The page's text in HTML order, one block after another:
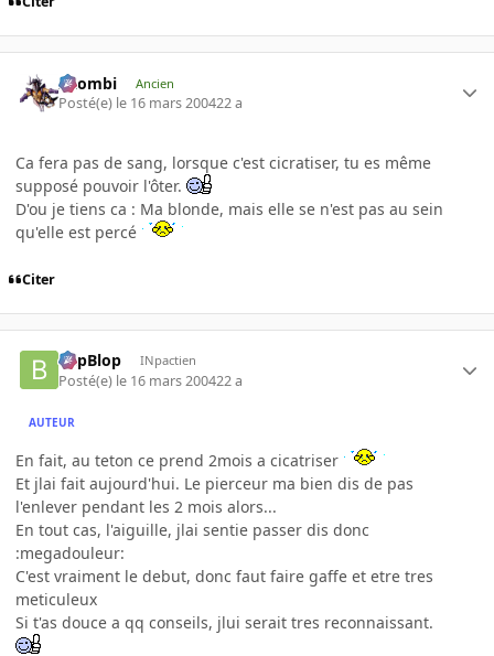
XZombi Ancien
Posté(e) le 16 mars 200422 a
Ca fera pas de sang, lorsque c'est cicratiser, tu es même
supposé pouvoir l'ôter.
D'ou je tiens ca : Ma blonde, mais elle se n'est pas au sein
qu'elle est percé
Citer
BlipBlop INpactien
Posté(e) le 16 mars 200422 a
AUTEUR
En fait, au teton ce prend 2mois a cicatriser
Et jlai fait aujourd'hui. Le pierceur ma bien dis de pas
l'enlever pendant les 2 mois alors...
En tout cas, l'aiguille, jlai sentie passer dis donc
:megadouleur:
C'est vraiment le debut, donc faut faire gaffe et etre tres
meticuleux
Si t'as douce a qq conseils, jlui serait tres reconnaissant.